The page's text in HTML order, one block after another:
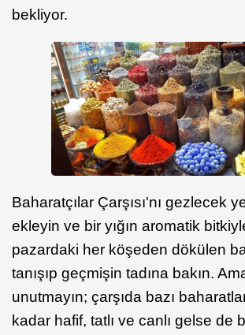
bekliyor.
Baharatçılar Çarşısı'nı gezlecek
ekleyin ve bir yığın aromatik
pazardaki her köşeden dökülen
tanışıp geçmişin tadına bakın.
unutmayın; çarşıda bazı
kadar hafif, tatlı ve canlı gelse de